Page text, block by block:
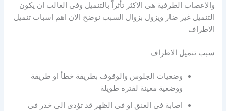
والاعصاب الطرفية هى الاكثر تأثراً بالتنميل وفى الغالب ان يكون
التنميل غير ضار ويزول بزوال السبب نوضح الان اهم اسباب تنميل
الاطراف
سبب تنميل الاطراف
وضعيات الجلوس والوقوف بطريقة خطأ او طريقة
ووضعية معينة لفتره طويلة
اصابة فى العنق او فى الظهر قد تؤدى الى خدر فى